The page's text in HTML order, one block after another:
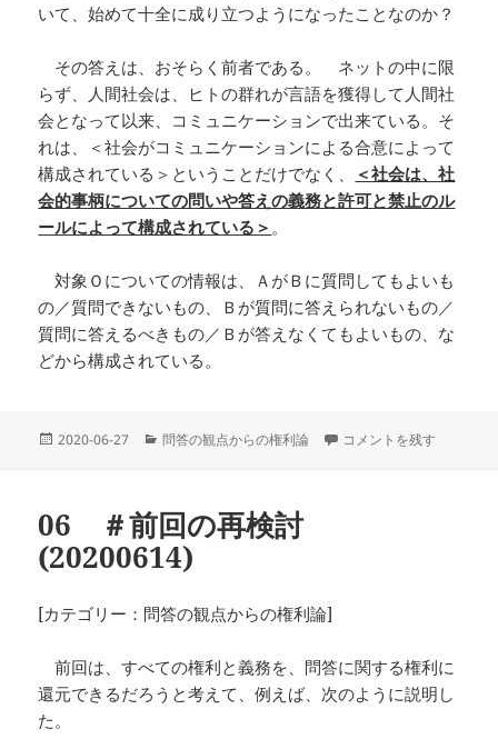
いて、始めて十全に成り立つようになったことなのか？
その答えは、おそらく前者である。 ネットの中に限
らず、人間社会は、ヒトの群れが言語を獲得して人間社
会となって以来、コミュニケーションで出来ている。そ
れは、＜社会がコミュニケーションによる合意によって
構成されている＞ということだけでなく、
＜社会は、社
会的事柄についての問いや答えの義務と許可と禁止のル
ールによって構成されている＞ 。
対象Ｏについての情報は、ＡがＢに質問してもよいも
の／質問できないもの、Ｂが質問に答えられないもの／
質問に答えるべきもの／Ｂが答えなくてもよいもの、な
どから構成されている。
投
2020-06-27
カ
ー
問答の観点からの権利論 07 権利を問答の権利と
コメントを残す
06 ＃前回の再検討
(20200614)
[カテゴリー：問答の観点からの権利論]
前回は、すべての権利と義務を、問答に関する権利に
還元できるだろうと考えて、例えば、次のように説明し
た。